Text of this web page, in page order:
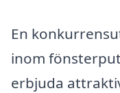
En
inom
erbjuda